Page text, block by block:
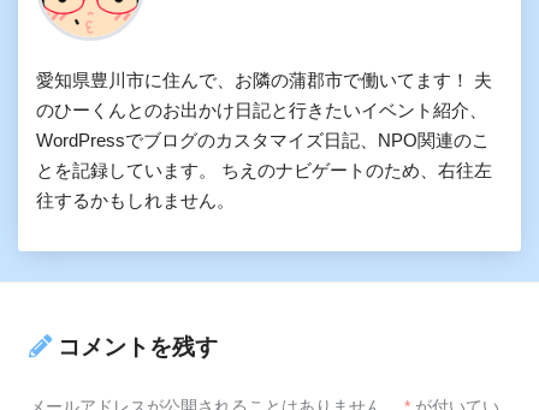
愛知県豊川市に住んで、お隣の蒲郡市で働いてます！ 夫
のひーくんとのお出かけ日記と行きたいイベント紹介、
WordPressでブログのカスタマイズ日記、NPO関連のこ
とを記録しています。 ちえのナビゲートのため、右往左
往するかもしれません。
コメントを残す